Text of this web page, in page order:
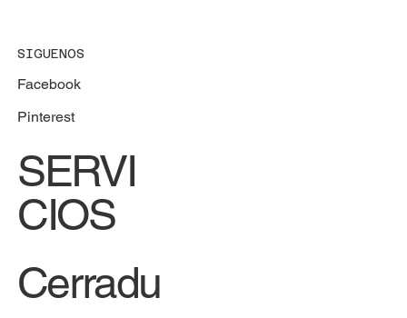
SIGUENOS
Facebook
Pinterest
SERVI
CIOS
Cerradu